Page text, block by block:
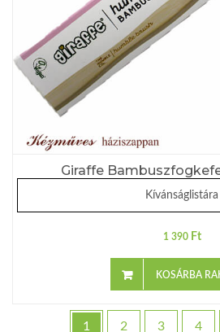
Giraffe
Kívánságlistára
1 390 Ft
KOSÁRBA
1 2 3 4